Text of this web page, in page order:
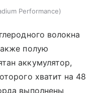
Performance
волокна
полую
аккумулятор,
хватит на 48
выполнены